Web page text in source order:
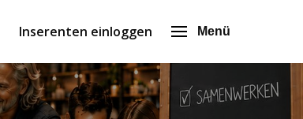
Inserenten einloggen Menü